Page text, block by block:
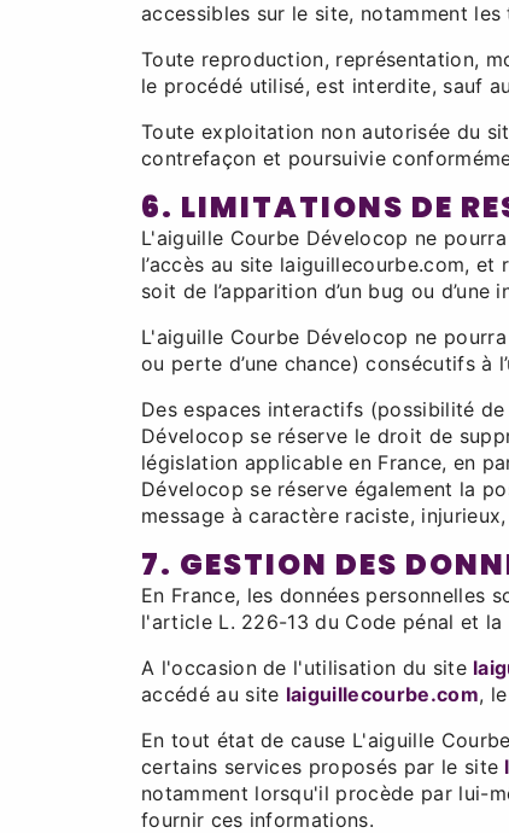
accessibles sur le site, notamment
Toute reproduction, représentation,
le procédé utilisé, est interdite, sauf
Toute exploitation non autorisée du
contrefaçon et poursuivie
6. LIMITATIONS DE
L'aiguille Courbe Dévelocop ne
l’accès au site laiguillecourbe.com,
soit de l’apparition d’un bug ou d’une
L'aiguille Courbe Dévelocop ne
ou perte d’une chance) consécutifs à
Des espaces interactifs (possibilité
Dévelocop se réserve le droit de
législation applicable en France, en
Dévelocop se réserve également la
message à caractère raciste,
7. GESTION DES
En France, les données personnelles
l'article L. 226-13 du Code pénal et
A l'occasion de l'utilisation du site
accédé au site laiguillecourbe.com,
En tout état de cause L'aiguille
certains services proposés par le site
notamment lorsqu'il procède par lui-
fournir ces informations.